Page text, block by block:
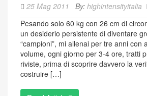
25 Mag 2011 By: highintensityitalia
Pesando solo 60 kg con 26 cm di
un desiderio persistente di diventare
“campioni”, mi allenai per tre anni con
volume, ogni giorno per 3-4 ore, tratti
riviste, prima di scoprire davvero la
costruire […]